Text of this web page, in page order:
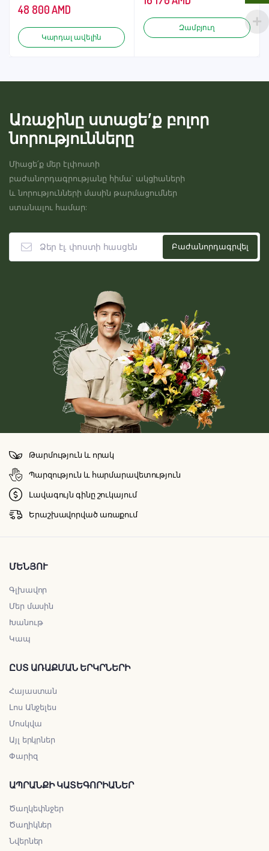
48 800AMD
Կարդալ ավելին
Զամբյուղ
Առաջինը ստացե’ք բոլոր
նորությունները
Միացե՛ք մեր էլփոստի
բաժանորդագրությանը հիմա՝ ակցիաների
և նորությունների մասին թարմացումներ
ստանալու համար:
Թարմություն և որակ
Պարզություն և հարմարավետություն
Լավագույն գինը շուկայում
Երաշխավորված առաքում
ՄԵՆՅՈՒ
Գլխավոր
Մեր մասին
Խանութ
Կապ
ԸՍՏ ԱՌԱՔՄԱՆ ԵՐԿՐՆԵՐԻ
Հայաստան
Լոս Անջելես
Մոսկվա
Այլ երկրներ
Փարիզ
ԱՊՐԱՆՔԻ ԿԱՏԵԳՈՐԻԱՆԵՐ
Ծաղկեփնջեր
Ծաղիկներ
Նվերներ